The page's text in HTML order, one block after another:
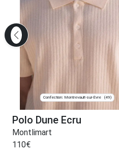
Confection: Montrevault-sur-Èvre (49)
Polo Dune Ecru
Montlimart
110€